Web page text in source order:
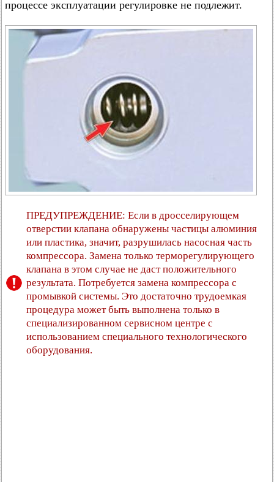
процессе эксплуатации регулировке не подлежит.
ПРЕДУПРЕЖДЕНИЕ: Если в дросселирующем
отверстии клапана обнаружены частицы алюминия
или пластика, значит, разрушилась насосная часть
компрессора. Замена только терморегулирующего
клапана в этом случае не даст положительного
результата. Потребуется замена компрессора с
промывкой системы. Это достаточно трудоемкая
процедура может быть выполнена только в
специализированном сервисном центре с
использованием специального технологического
оборудования.